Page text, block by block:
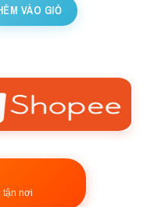
VÀO GIỎ
tận nơi